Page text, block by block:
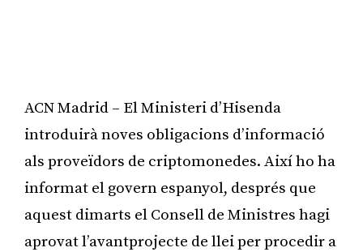
ACN Madrid – El Ministeri d’Hisenda
introduirà noves obligacions d’informació
als proveïdors de criptomonedes. Així ho ha
informat el govern espanyol, després que
aquest dimarts el Consell de Ministres hagi
aprovat l’avantprojecte de llei per procedir a